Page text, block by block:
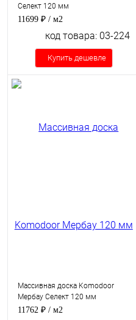
Селект 120 мм
11699 ₽ / м2
код товара: 03-224
Купить дешевле
Массивная доска Komodoor
Мербау Селект 120 мм
11762 ₽ / м2